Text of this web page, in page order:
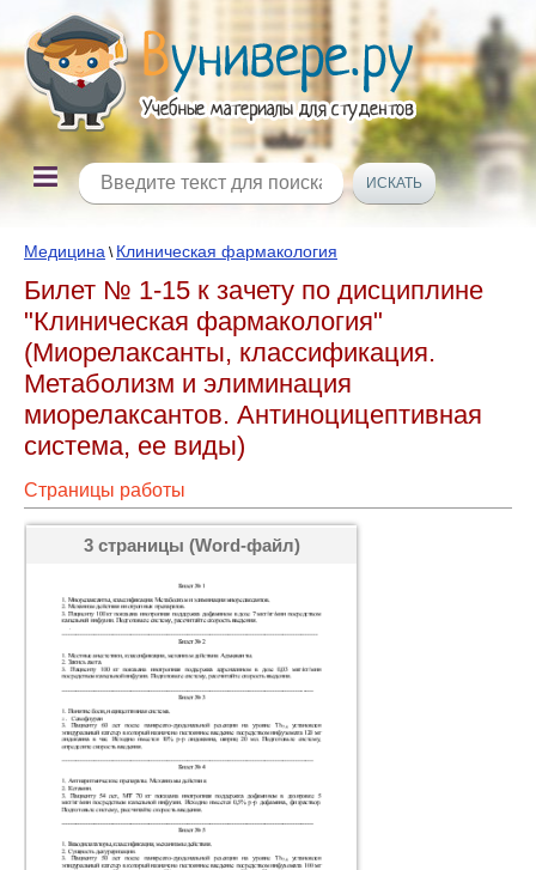
Медицина \ Клиническая фармакология
Билет № 1-15 к зачету по дисциплине
"Клиническая фармакология"
(Миорелаксанты, классификация.
Метаболизм и элиминация
миорелаксантов. Антиноцицептивная
система, ее виды)
Страницы работы
3 страницы (Word-файл)